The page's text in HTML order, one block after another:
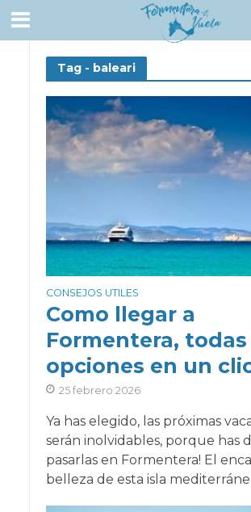
Tag - baleari
CONSEJOS UTILES
Como llegar a
Formentera, todas
opciones en un
25 febrero 2026
Ya has elegido, las próximas
serán inolvidables, porque has
pasarlas en Formentera! El
belleza de esta isla